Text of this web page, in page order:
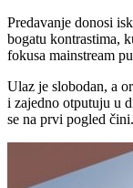
Predavanje donosi
bogatu kontrastima,
fokusa mainstream
Ulaz je slobodan, a
i zajedno otputuju u
se na prvi pogled čini.